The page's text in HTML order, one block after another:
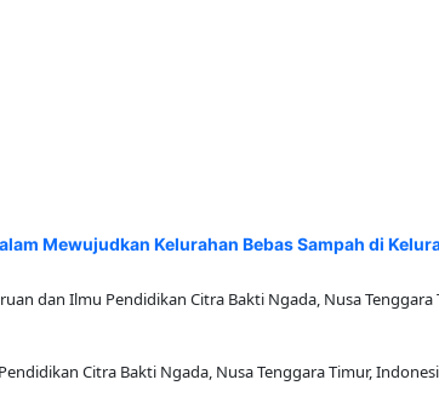
Mewujudkan Kelurahan Bebas Sampah di
dan Ilmu Pendidikan Citra Bakti Ngada, Nusa Tenggara
Citra Bakti Ngada, Nusa Tenggara Timur,